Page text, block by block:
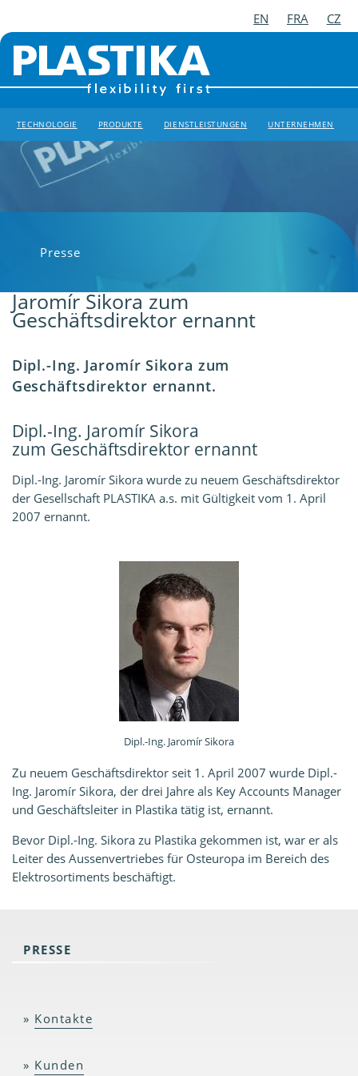
EN FRA CZ
TECHNOLOGIE PRODUKTE DIENSTLEISTUNGEN UNTERNEHMEN
Presse
Jaromír Sikora zum
Geschäftsdirektor ernannt
Dipl.-Ing. Jaromír Sikora zum
Geschäftsdirektor ernannt.
Dipl.-Ing. Jaromír Sikora
zum Geschäftsdirektor ernannt
Dipl.-Ing. Jaromír Sikora wurde zu neuem Geschäftsdirektor
der Gesellschaft PLASTIKA a.s. mit Gültigkeit vom 1. April
2007 ernannt.
Dipl.-Ing. Jaromír Sikora
Zu neuem Geschäftsdirektor seit 1. April 2007 wurde Dipl.-
Ing. Jaromír Sikora, der drei Jahre als Key Accounts Manager
und Geschäftsleiter in Plastikatätig ist, ernannt.
Bevor Dipl.-Ing. Sikora zu Plastika gekommen ist, war er als
Leiter des Aussenvertriebes für Osteuropa im Bereich des
Elektrosortiments beschäftigt.
PRESSE
Kontakte
Kunden